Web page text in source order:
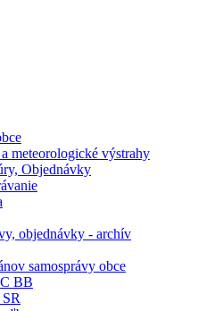
meteorologické výstrahy
Objednávky
objednávky - archív
samosprávy obce
BB